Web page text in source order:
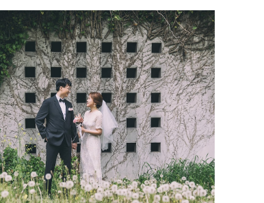
디어밸리 야외 스몰웨딩 출장촬영